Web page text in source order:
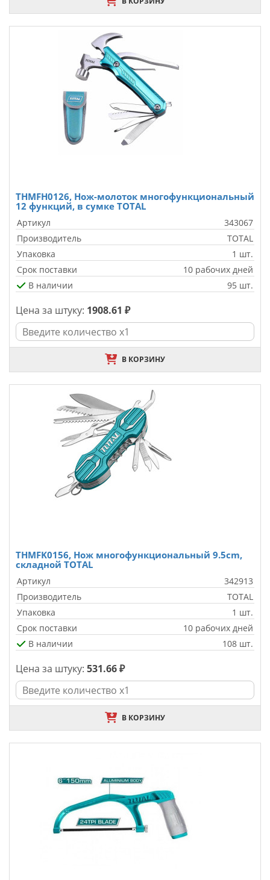
THMFH0126, Нож-молоток многофункциональный
12 функций, в сумке TOTAL
Артикул
343067
Производитель
TOTAL
Упаковка
1 шт.
Срок поставки
10 рабочих дней
В наличии
95 шт.
Цена за штуку: 1908.61 ₽
В КОРЗИНУ
THMFK0156, Нож многофункциональный 9.5cm,
складной TOTAL
Артикул
342913
Производитель
TOTAL
Упаковка
1 шт.
Срок поставки
10 рабочих дней
В наличии
108 шт.
Цена за штуку: 531.66 ₽
В КОРЗИНУ